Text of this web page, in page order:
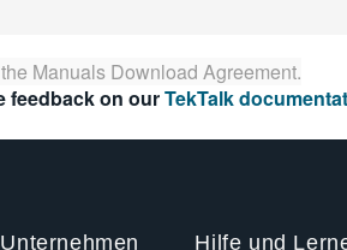
Manuals Download Agreement.
feedback on ourTekTalk
Unternehmen Hilfe und